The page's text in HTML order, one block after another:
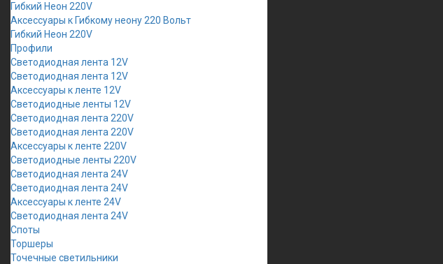
Гибкий Неон 220V
Аксессуары к Гибкому неону 220 Вольт
Гибкий Неон 220V
Профили
Светодиодная лента 12V
Светодиодная лента 12V
Аксессуары к ленте 12V
Светодиодные ленты 12V
Светодиодная лента 220V
Светодиодная лента 220V
Аксессуары к ленте 220V
Светодиодные ленты 220V
Светодиодная лента 24V
Светодиодная лента 24V
Аксессуары к ленте 24V
Светодиодная лента 24V
Споты
Торшеры
Точечные светильники